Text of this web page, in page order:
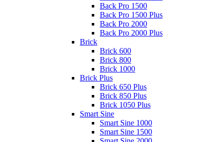
Back Pro 1500
Back Pro 1500 Plus
Back Pro 2000
Back Pro 2000 Plus
Brick
Brick 600
Brick 800
Brick 1000
Brick Plus
Brick 650 Plus
Brick 850 Plus
Brick 1050 Plus
Smart Sine
Smart Sine 1000
Smart Sine 1500